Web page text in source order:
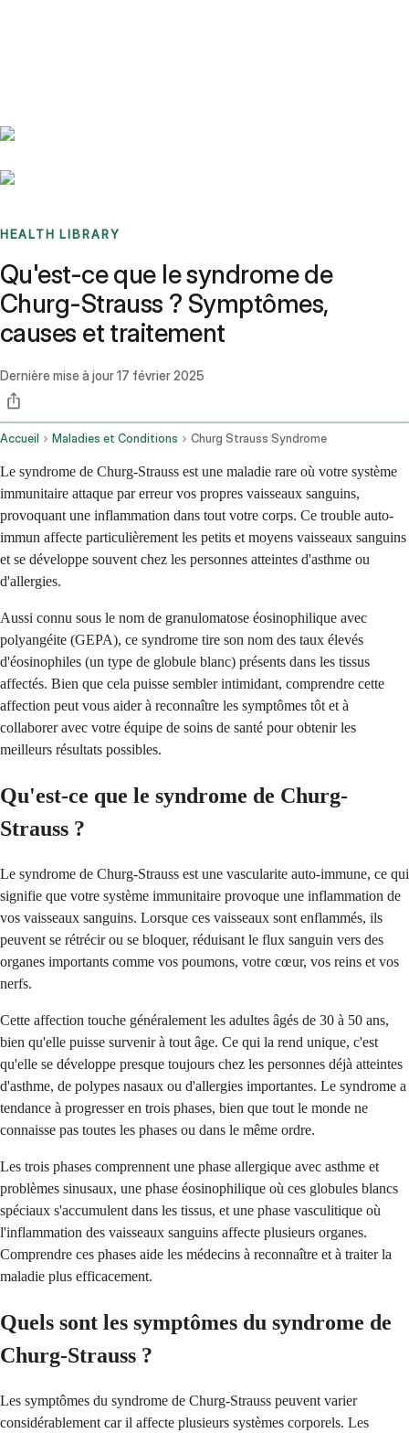
HEALTH LIBRARY
Qu'est-ce que le syndrome de
Churg-Strauss ? Symptômes,
causes et traitement
Dernière mise à jour17 février 2025
Accueil Maladies et Conditions Churg Strauss Syndrome
Le syndrome de Churg-Strauss est une maladie rare où votre système
immunitaire attaque par erreur vos propres vaisseaux sanguins,
provoquant une inflammation dans tout votre corps. Ce trouble auto-
immun affecte particulièrement les petits et moyens vaisseaux sanguins
et se développe souvent chez les personnes atteintes d'asthme ou
d'allergies.
Aussi connu sous le nom de granulomatose éosinophilique avec
polyangéite (GEPA), ce syndrome tire son nom des taux élevés
d'éosinophiles (un type de globule blanc) présents dans les tissus
affectés. Bien que cela puisse sembler intimidant, comprendre cette
affection peut vous aider à reconnaître les symptômes tôt et à
collaborer avec votre équipe de soins de santé pour obtenir les
meilleurs résultats possibles.
Qu'est-ce que le syndrome de Churg-
Strauss ?
Le syndrome de Churg-Strauss est une vascularite auto-immune, ce qui
signifie que votre système immunitaire provoque une inflammation de
vos vaisseaux sanguins. Lorsque ces vaisseaux sont enflammés, ils
peuvent se rétrécir ou se bloquer, réduisant le flux sanguin vers des
organes importants comme vos poumons, votre cœur, vos reins et vos
nerfs.
Cette affection touche généralement les adultes âgés de 30 à 50 ans,
bien qu'elle puisse survenir à tout âge. Ce qui la rend unique, c'est
qu'elle se développe presque toujours chez les personnes déjà atteintes
d'asthme, de polypes nasaux ou d'allergies importantes. Le syndrome a
tendance à progresser en trois phases, bien que tout le monde ne
connaisse pas toutes les phases ou dans le même ordre.
Les trois phases comprennent une phase allergique avec asthme et
problèmes sinusaux, une phase éosinophilique où ces globules blancs
spéciaux s'accumulent dans les tissus, et une phase vasculitique où
l'inflammation des vaisseaux sanguins affecte plusieurs organes.
Comprendre ces phases aide les médecins à reconnaître et à traiter la
maladie plus efficacement.
Quels sont les symptômes du syndrome de
Churg-Strauss ?
Les symptômes du syndrome de Churg-Strauss peuvent varier
considérablement car il affecte plusieurs systèmes corporels. Les